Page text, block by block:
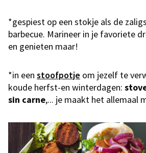
*gespiest op een stokje als de
barbecue. Marineer in je favoriete
en genieten maar!
*in een stoofpotje om jezelf te
koude herfst-en winterdagen:
sin carne,... je maakt het allemaal